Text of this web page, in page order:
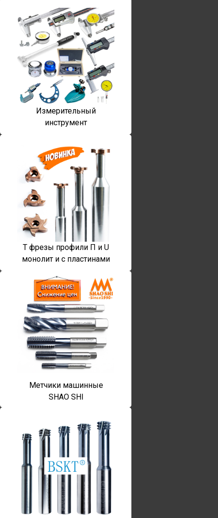
Измерительный
инструмент
T фрезы профили П и U
монолит и с пластинами
Метчики машинные
SHAO SHI